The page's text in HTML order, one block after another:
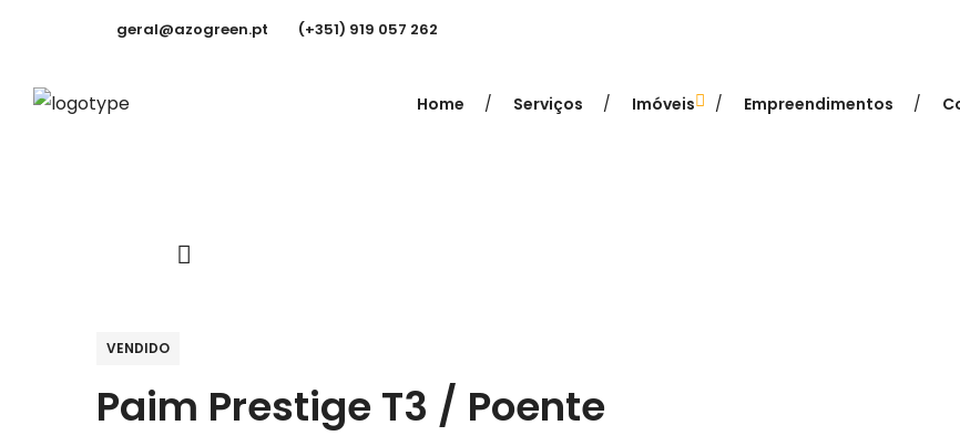
geral@azogreen.pt (+351) 919 057 262
Home Serviços Imóveis Empreendimentos
VENDIDO
Paim Prestige T3 / Poente